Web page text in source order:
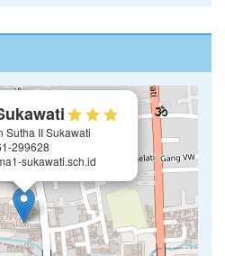
Sutha II Sukawati
299628
sukawati.sch.id